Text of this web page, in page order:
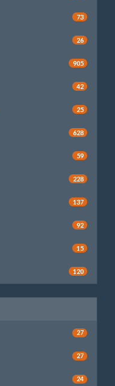
73
26
905
42
25
628
59
228
137
92
15
120
27
27
24